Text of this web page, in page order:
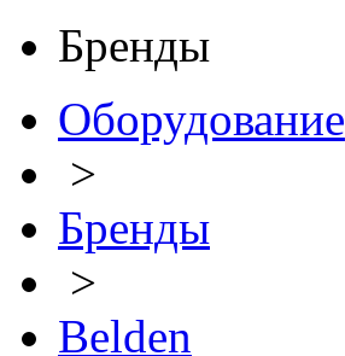
Бренды
Оборудование
>
Бренды
>
Belden